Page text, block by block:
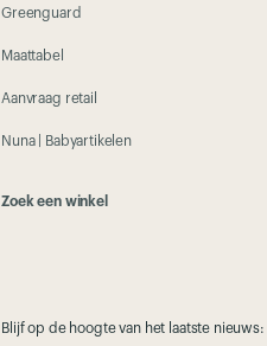
Greenguard
Maattabel
Aanvraag retail
Nuna | Babyartikelen
Zoek een winkel
Blijf op de hoogte van het laatste nieuws: